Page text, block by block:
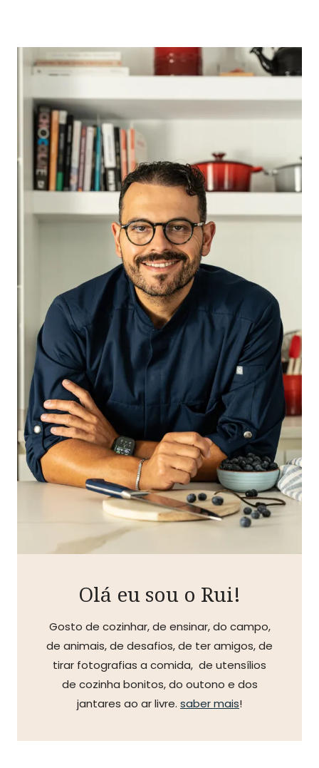
Olá eu sou o Rui!
Gosto de cozinhar, de ensinar, do campo,
de animais, de desafios, de ter amigos, de
tirar fotografias a comida, de utensílios
de cozinha bonitos, do outono e dos
jantares ao ar livre. saber mais!